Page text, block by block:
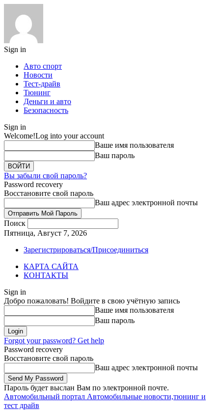
Sign in
Авто спорт
Новости
Тест-драйв
Тюнинг
Деньги и авто
Безопасность
Sign in
Welcome!Log into your account
Ваше имя пользователя
Ваш пароль
Вы забыли свой пароль?
Password recovery
Восстановите свой пароль
Ваш адрес электронной почты
Поиск
Пятница, Август 7, 2026
Зарегистрироваться/Присоединиться
КАРТА САЙТА
КОНТАКТЫ
Sign in
Добро пожаловать! Войдите в свою учётную запись
Ваше имя пользователя
Ваш пароль
Forgot your password? Get help
Password recovery
Восстановите свой пароль
Ваш адрес электронной почты
Пароль будет выслан Вам по электронной почте.
Автомобильный портал Автомобильные новости,тюнинг и
тест драйв